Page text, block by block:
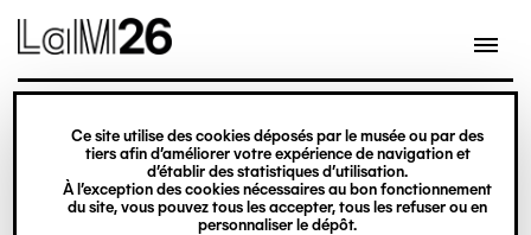
Gestion des cookies
Ce site utilise des cookies déposés par le musée ou par des
tiers afin d’améliorer votre expérience de navigation et
d’établir des statistiques d’utilisation.
À l’exception des cookies nécessaires au bon fonctionnement
du site, vous pouvez tous les accepter, tous les refuser ou en
personnaliser le dépôt.
contenu